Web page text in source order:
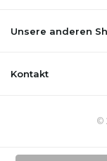
Unsere anderen
Kontakt
©